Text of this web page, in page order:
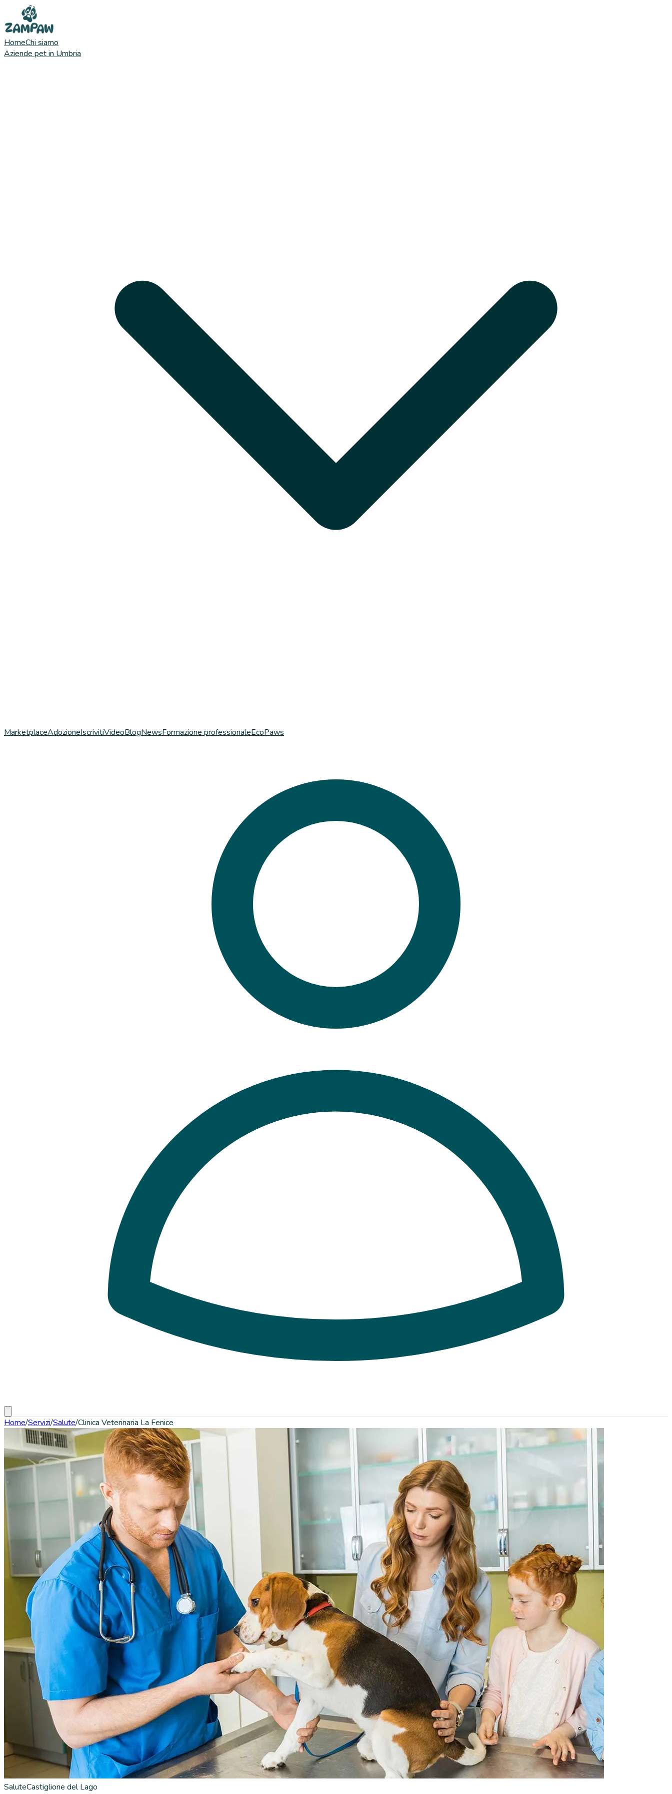
HomeChi siamo
Aziende pet in Umbria
MarketplaceAdozioneIscrivitiVideoBlogNewsFormazione professionaleEcoPaws
Home/Servizi/Salute/Clinica Veterinaria La Fenice
SaluteCastiglione del Lago